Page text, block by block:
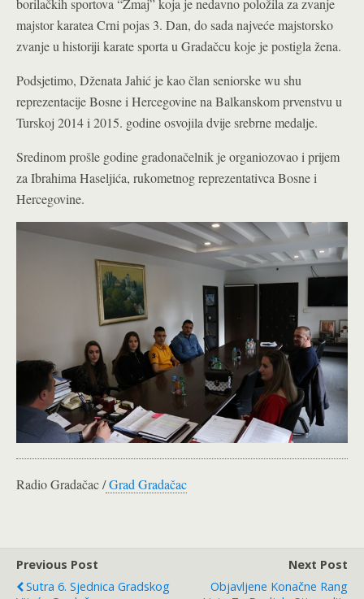
borilačkih sportova “Zmaj” koja je nedavno položila za zvanje
majstor karatea Crni pojas 3. Dan, do sada najveće majstorsko
zvanje u historiji karate sporta u Gradačcu koje je postigla žena.
Podsjetimo, Dženata Jahić je kao član seniorske wu shu
reprezentacije Bosne i Hercegovine na Balkanskom prvenstvu u
Turskoj 2014 i 2015. godine osvojila dvije srebrne medalje.
Sredinom prošle godine gradonačelnik je organiozovao i prijem
za Ibrahima Haseljića, rukometnog reprezentativca Bosne i
Hercegovine.
Radio Gradačac /Grad Gradačac
Previous Post
Sutra 6. Sjednica Gradskog
Next Post
Objavljene Konačne Rang